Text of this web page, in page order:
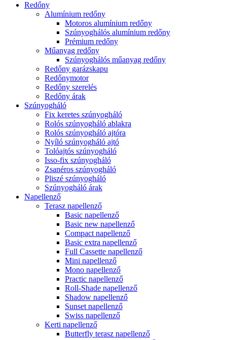
Redőny
Alumínium redőny
Motoros alumínium redőny
Szúnyoghálós alumínium redőny
Prémium redőny
Műanyag redőny
Szúnyoghálós műanyag redőny
Redőny garázskapu
Redőnymotor
Redőny szerelés
Redőny árak
Szúnyogháló
Fix keretes szúnyogháló
Rolós szúnyogháló ablakra
Rolós szúnyogháló ajtóra
Nyíló szúnyogháló ajtó
Tolóajtós szúnyogháló
Isso-fix szúnyogháló
Zsanéros szúnyogháló
Pliszé szúnyogháló
Szúnyogháló árak
Napellenző
Terasz napellenző
Basic napellenző
Basic new napellenző
Compact napellenző
Basic extra napellenző
Full Cassette napellenző
Mini napellenző
Mono napellenző
Practic napellenző
Roll-Shade napellenző
Shadow napellenző
Sunset napellenző
Swiss napellenző
Kerti napellenző
Butterfly terasz napellenző